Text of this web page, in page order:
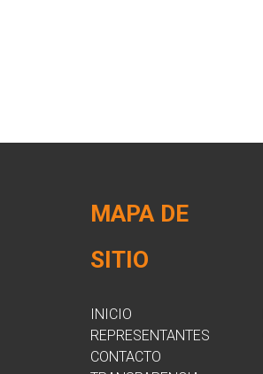
MAPA DE
SITIO
INICIO
REPRESENTANTES
CONTACTO